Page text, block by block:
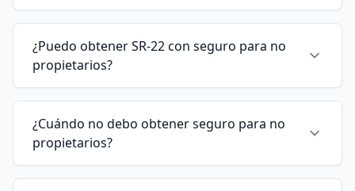
¿Puedo obtener SR-22 con seguro para no
propietarios?
¿Cuándo no debo obtener seguro para no
propietarios?